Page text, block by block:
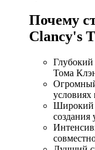
Почему
Clancy's
Тома
условиях
Широкий
создания